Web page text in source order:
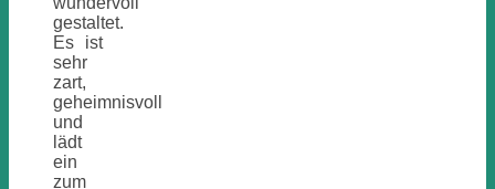
gestaltet.
Es ist
sehr
zart,
geheimnisvoll
und
lädt
ein
zum